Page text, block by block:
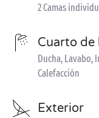
2 Camas
Cuarto de
Ducha, Lavabo,
Calefacción
Exterior